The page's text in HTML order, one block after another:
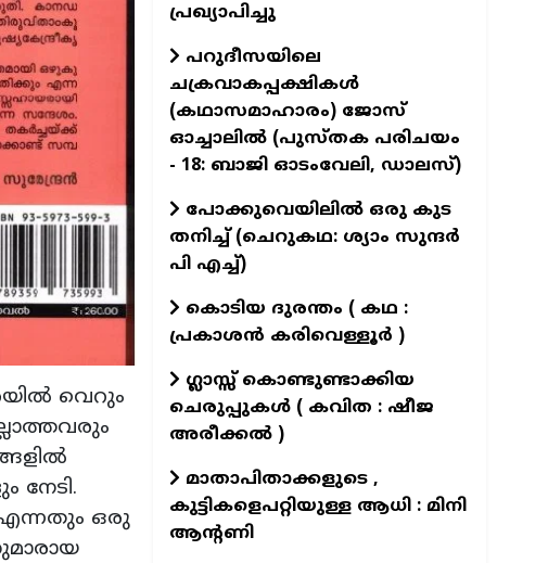
വെറും
എന്നതും ഒരു
പ്രഖ്യാപിച്ചു
പറുദീസയിലെ
ചക്രവാകപ്പക്ഷികൾ
(കഥാസമാഹാരം) ജോസ്
ഓച്ചാലിൽ (പുസ്തക പരിചയം
- 18: ബാജി ഓടംവേലി, ഡാലസ്)
പോക്കുവെയിലിൽ ഒരു കുട
തനിച്ച് (ചെറുകഥ: ശ്യാം സുന്ദര്‍
പി എച്ച്)
കൊടിയ ദുരന്തം ( കഥ :
പ്രകാശൻ കരിവെള്ളൂർ )
ഗ്ലാസ്സ് കൊണ്ടുണ്ടാക്കിയ
ചെരുപ്പുകൾ ( കവിത : ഷീജ
അരീക്കൽ )
മാതാപിതാക്കളുടെ ,
കുട്ടികളെപറ്റിയുള്ള ആധി : മിനി
ആന്റണി